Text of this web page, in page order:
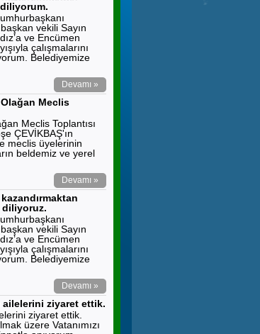
diliyorum.
vekili Sayın
ve Encümen
çalışmalarını
Belediyemize
Devamı »
Meclis
Meclis Toplantısı
ÇEVİKBAŞ'ın
meclis üyelerinin
beldemiz ve yerel
Devamı »
diliyoruz.
vekili Sayın
ve Encümen
çalışmalarını
Belediyemize
Devamı »
ailelerini ziyaret ettik.
ziyaret ettik.
üzere Vatanımızı